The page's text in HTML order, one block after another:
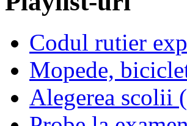
Codul rutier
Mopede,
Alegerea scolii